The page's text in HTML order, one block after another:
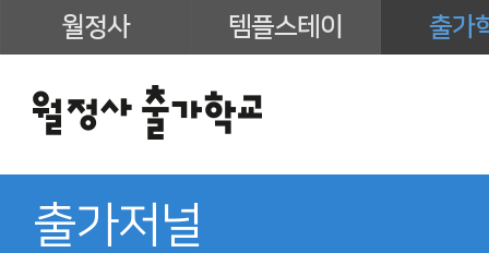
월정사 템플스테이 출가
출가저널